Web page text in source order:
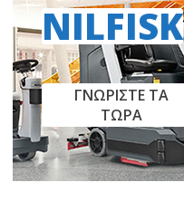
NILFISK
ΓΝΩΡΙΣΤΕ ΤΑ
ΤΩΡΑ